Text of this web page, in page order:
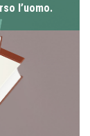
l’uomo.